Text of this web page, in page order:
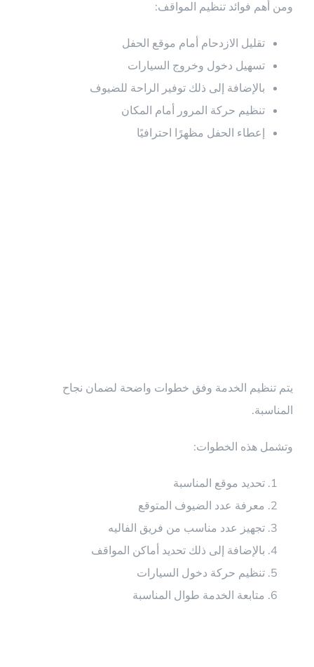
ومن أهم فوائد تنظيم المواقف:
تقليل الازدحام أمام موقع الحفل
تسهيل دخول وخروج السيارات
بالإضافة إلى ذلك توفير الراحة للضيوف
تنظيم حركة المرور أمام المكان
إعطاء الحفل مظهرًا احترافيًا
يتم تنظيم الخدمة وفق خطوات واضحة لضمان نجاح
المناسبة.
وتشمل هذه الخطوات:
تحديد موقع المناسبة
معرفة عدد الضيوف المتوقع
تجهيز عدد مناسب من فريق الفاليه
بالإضافة إلى ذلك تحديد أماكن المواقف
تنظيم حركة دخول السيارات
متابعة الخدمة طوال المناسبة